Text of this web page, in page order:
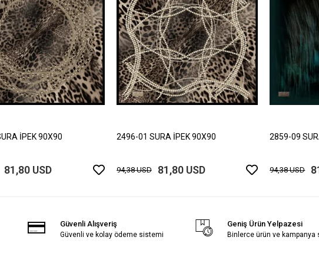
İPEK 90X90
81,80 USD
2496-01 SURA İPEK 90X90
94,38 USD 81,80 USD
2859-09
94,38 USD
Güvenli Alışveriş
Güvenli ve kolay ödeme sistemi
Geniş Ürün Yelpazesi
Binlerce ürün ve kampanya